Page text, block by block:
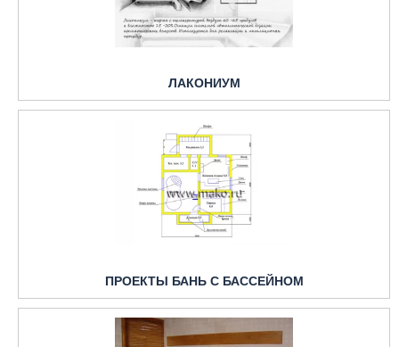
ЛАКОНИУМ
ПРОЕКТЫ БАНЬ С БАССЕЙНОМ